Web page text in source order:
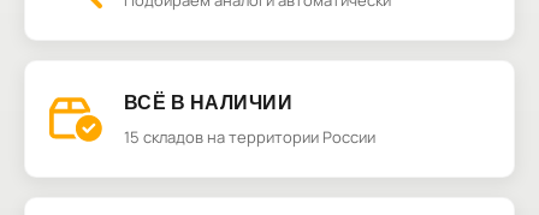
ВСЁ В НАЛИЧИИ
15 складов на территории России